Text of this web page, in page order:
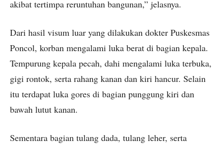
akibat tertimpa reruntuhan bangunan,” jelasnya.
Dari hasil visum luar yang dilakukan dokter Puskesmas
Poncol, korban mengalami luka berat di bagian kepala.
Tempurung kepala pecah, dahi mengalami luka terbuka,
gigi rontok, serta rahang kanan dan kiri hancur. Selain
itu terdapat luka gores di bagian punggung kiri dan
bawah lutut kanan.
Sementara bagian tulang dada, tulang leher, serta